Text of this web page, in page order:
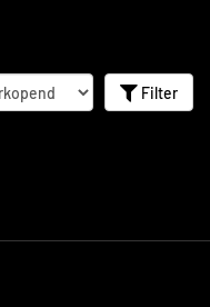
Filter